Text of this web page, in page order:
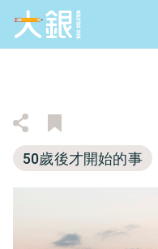
50歲後才開始的事